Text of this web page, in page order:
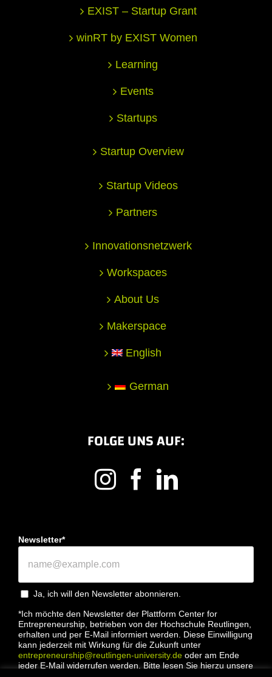
EXIST – Startup Grant
winRT by EXIST Women
Learning
Events
Startups
Startup Overview
Startup Videos
Partners
Innovationsnetzwerk
Workspaces
About Us
Makerspace
English
German
FOLGE UNS AUF:
Newsletter*
Ja, ich will den Newsletter abonnieren.
*Ich möchte den Newsletter der Plattform Center for
Entrepreneurship, betrieben von der Hochschule Reutlingen,
erhalten und per E-Mail informiert werden. Diese Einwilligung
kann jederzeit mit Wirkung für die Zukunft unter
entrepreneurship@reutlingen-university.de oder am Ende
jeder E-Mail widerrufen werden. Bitte lesen Sie hierzu unsere